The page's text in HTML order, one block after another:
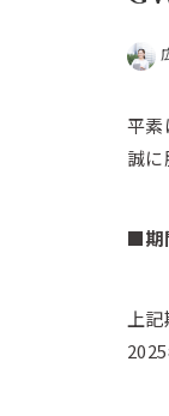
平素
誠に
■期
上